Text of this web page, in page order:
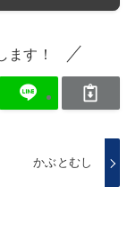
ます！
かぶとむし